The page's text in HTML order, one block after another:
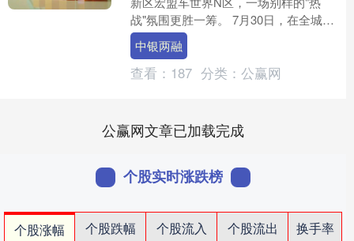
战"氛围更胜一筹。 7月30日，在全城洋
溢"爱成都·迎世运"的热烈氛围中，由肖
家河街道办事处....
中银两融
查看： 187 分类： 公赢网
公赢网文章已加载完成
个股实时涨跌榜
个股涨幅 个股跌幅 个股流入 个股流出
换手率